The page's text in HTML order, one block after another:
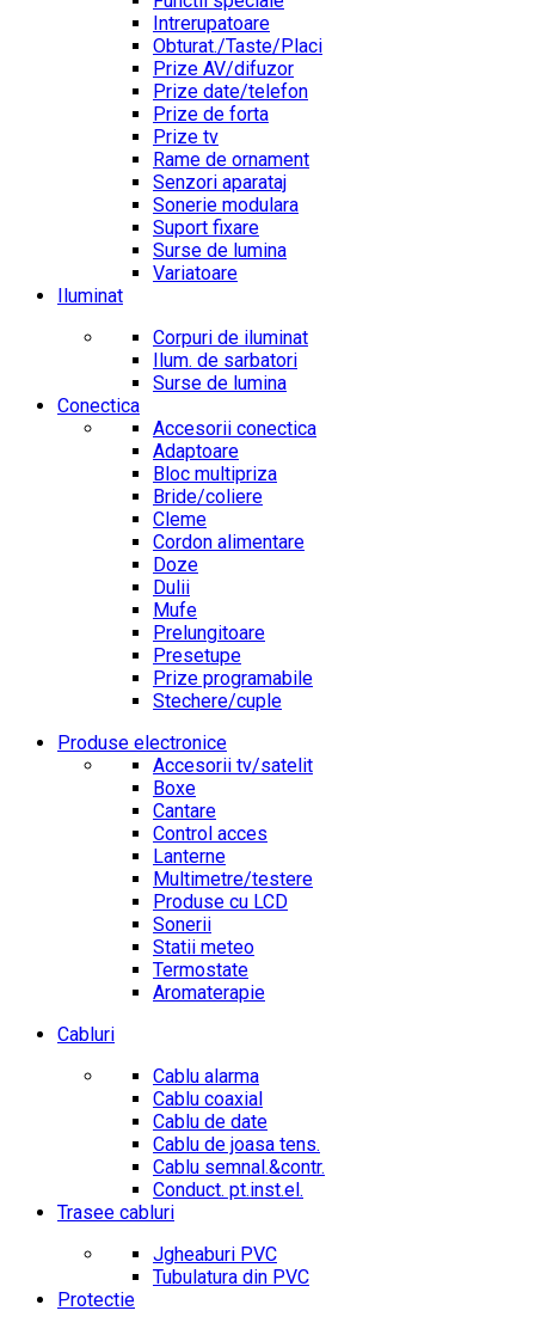
Intrerupatoare
Obturat./Taste/Placi
Prize AV/difuzor
Prize date/telefon
Prize de forta
Prize tv
Rame de ornament
Senzori aparataj
Sonerie modulara
Suport fixare
Surse de lumina
Variatoare
Iluminat
Corpuri de iluminat
Ilum. de sarbatori
Surse de lumina
Conectica
Accesorii conectica
Adaptoare
Bloc multipriza
Bride/coliere
Cleme
Cordon alimentare
Doze
Dulii
Mufe
Prelungitoare
Presetupe
Prize programabile
Stechere/cuple
Produse electronice
Accesorii tv/satelit
Boxe
Cantare
Control acces
Lanterne
Multimetre/testere
Produse cu LCD
Sonerii
Statii meteo
Termostate
Aromaterapie
Cabluri
Cablu alarma
Cablu coaxial
Cablu de date
Cablu de joasa tens.
Cablu semnal.&contr.
Conduct. pt.inst.el.
Trasee cabluri
Jgheaburi PVC
Tubulatura din PVC
Protectie